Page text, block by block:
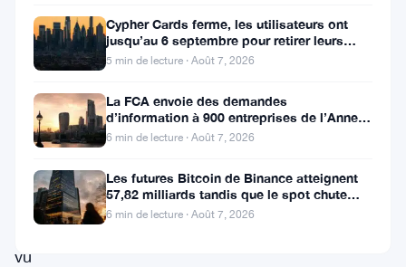
principales
cryptomonnaies
termes
capitalisation
boursière,
ont
vu
Cypher Cards ferme, les utilisateurs ont
jusqu’au 6 septembre pour retirer leurs
fonds
5 min de lecture · Août 7, 2026
La FCA envoie des demandes
d’information à 900 entreprises de l’Annexe
1 contre le blanchiment
6 min de lecture · Août 7, 2026
Les futures Bitcoin de Binance atteignent
57,82 milliards tandis que le spot chute
huit fois
6 min de lecture · Août 7, 2026